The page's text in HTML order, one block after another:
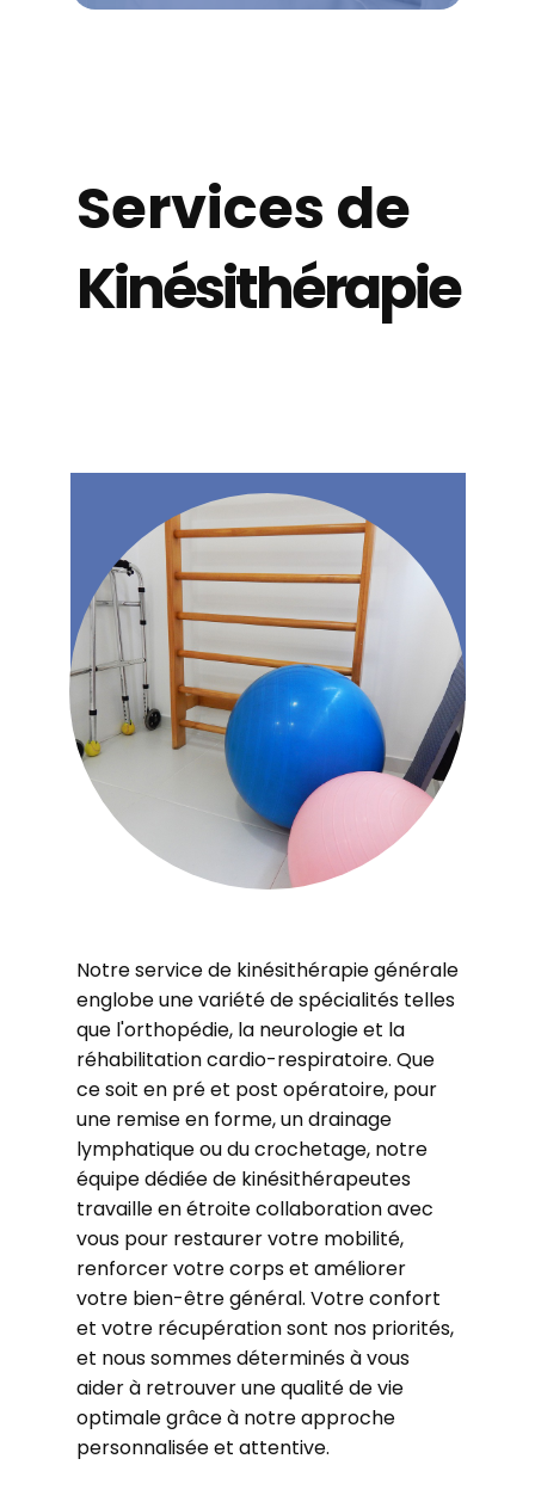
Services de
Kinésithérapie
Notre service de kinésithérapie générale
englobe une variété de spécialités telles
que l'orthopédie, la neurologie et la
réhabilitation cardio-respiratoire. Que
ce soit en pré et post opératoire, pour
une remise en forme, un drainage
lymphatique ou du crochetage, notre
équipe dédiée de kinésithérapeutes
travaille en étroite collaboration avec
vous pour restaurer votre mobilité,
renforcer votre corps et améliorer
votre bien-être général. Votre confort
et votre récupération sont nos priorités,
et nous sommes déterminés à vous
aider à retrouver une qualité de vie
optimale grâce à notre approche
personnalisée et attentive.